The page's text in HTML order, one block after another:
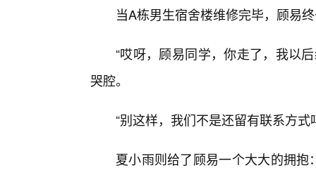
当A栋男生宿舍楼维修完毕，顾易
“哎呀，顾易同学，你走了，我以
哭腔。
“别这样，我们不是还留有联系方
夏小雨则给了顾易一个大大的拥抱